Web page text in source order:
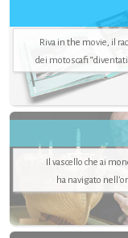
Riva in the movie, il
dei motoscafi
Il vascello che ai
ha navigato